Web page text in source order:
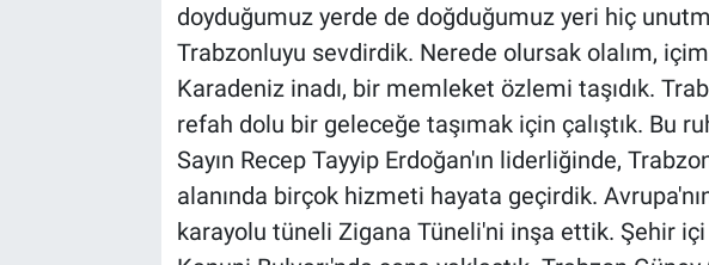
doyduğumuz yerde de doğduğumuz yeri hiç
Trabzonluyu sevdirdik. Nerede olursak olalım,
Karadeniz inadı, bir memleket özlemi taşıdık.
refah dolu bir geleceğe taşımak için çalıştık. Bu
Sayın Recep Tayyip Erdoğan'ın liderliğinde,
alanında birçok hizmeti hayata geçirdik.
karayolu tüneli Zigana Tüneli'ni inşa ettik. Şehir